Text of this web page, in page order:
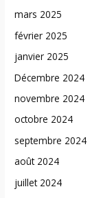
mars 2025
février 2025
janvier 2025
Décembre 2024
novembre 2024
octobre 2024
septembre 2024
août 2024
juillet 2024